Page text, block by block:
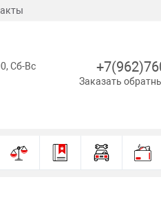
Сб-Вс
Заказать